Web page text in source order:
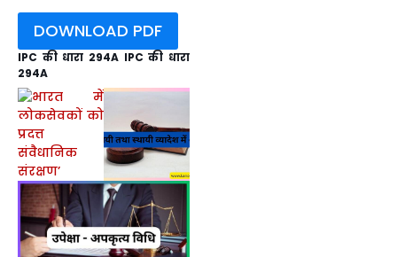
DOWNLOAD PDF
IPC की धारा 294A IPC की धारा
294A